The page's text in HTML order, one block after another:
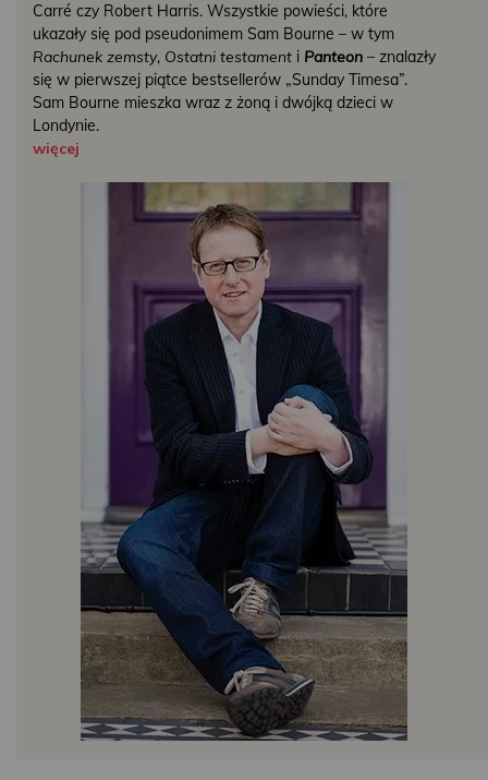
Carré czy Robert Harris. Wszystkie powieści, które
ukazały się pod pseudonimem Sam Bourne – w tym
Rachunek zemsty, Ostatni testament i Panteon – znalazły
się w pierwszej piątce bestsellerów „Sunday Timesa”.
Sam Bourne mieszka wraz z żoną i dwójką dzieci w
Londynie.
więcej